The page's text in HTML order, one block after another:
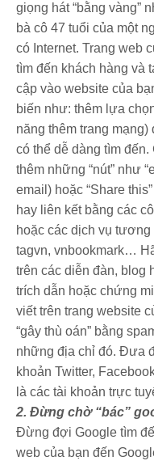
giọng hát “bằng vàng”
bà cô 47 tuổi của một
có Internet. Trang web
tìm đến khách hàng và
cập vào website của
biến như: thêm lựa
năng thêm trang
có thể dễ dàng tìm
thêm những “nút” như
email) hoặc “Share
hay liên kết bằng các
hoặc các dịch vụ
tagvn, vnbookmark…
trên các diễn đàn, blog
trích dẫn hoặc chứng
viết trên trang website
“gây thù oán” bằng
những địa chỉ đó. Đưa
khoản Twitter,
là các tài khoản trực
2. Đừng chờ “bác”
Đừng đợi Google tìm
web của bạn đến